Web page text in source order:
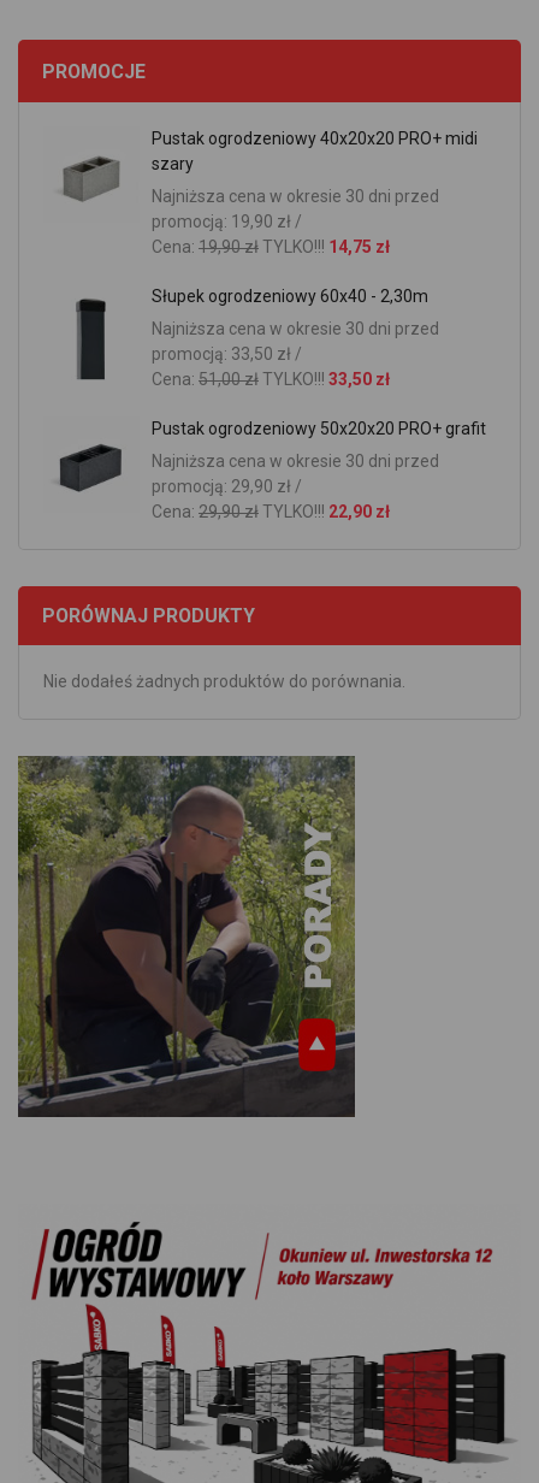
PROMOCJE
Pustak ogrodzeniowy 40x20x20 PRO+ midi
szary
Najniższa cena w okresie 30 dni przed
promocją: 19,90 zł /
Cena: 19,90 złTYLKO!!! 14,75 zł
Słupek ogrodzeniowy 60x40 - 2,30m
Najniższa cena w okresie 30 dni przed
promocją: 33,50 zł /
Cena: 51,00 złTYLKO!!! 33,50 zł
Pustak ogrodzeniowy 50x20x20 PRO+ grafit
Najniższa cena w okresie 30 dni przed
promocją: 29,90 zł /
Cena: 29,90 złTYLKO!!! 22,90 zł
PORÓWNAJ PRODUKTY
Nie dodałeś żadnych produktów do porównania.